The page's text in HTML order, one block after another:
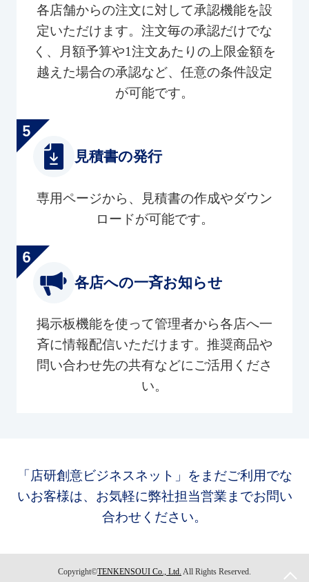
各店舗からの注文に対して承認機能を設
定いただけます。注文毎の承認だけでな
く、月額予算や1注文あたりの上限金額を
越えた場合の承認など、任意の条件設定
が可能です。
見積書の発行
専用ページから、見積書の作成やダウン
ロードが可能です。
各店への一斉お知らせ
掲示板機能を使って管理者から各店へ一
斉に情報配信いただけます。推奨商品や
問い合わせ先の共有などにご活用くださ
い。
「店研創意ビジネスネット」をまだご利用でな
いお客様は、お気軽に弊社担当営業までお問い
合わせください。
Copyright©TENKENSOUI Co., Ltd. All Rights Reserved.